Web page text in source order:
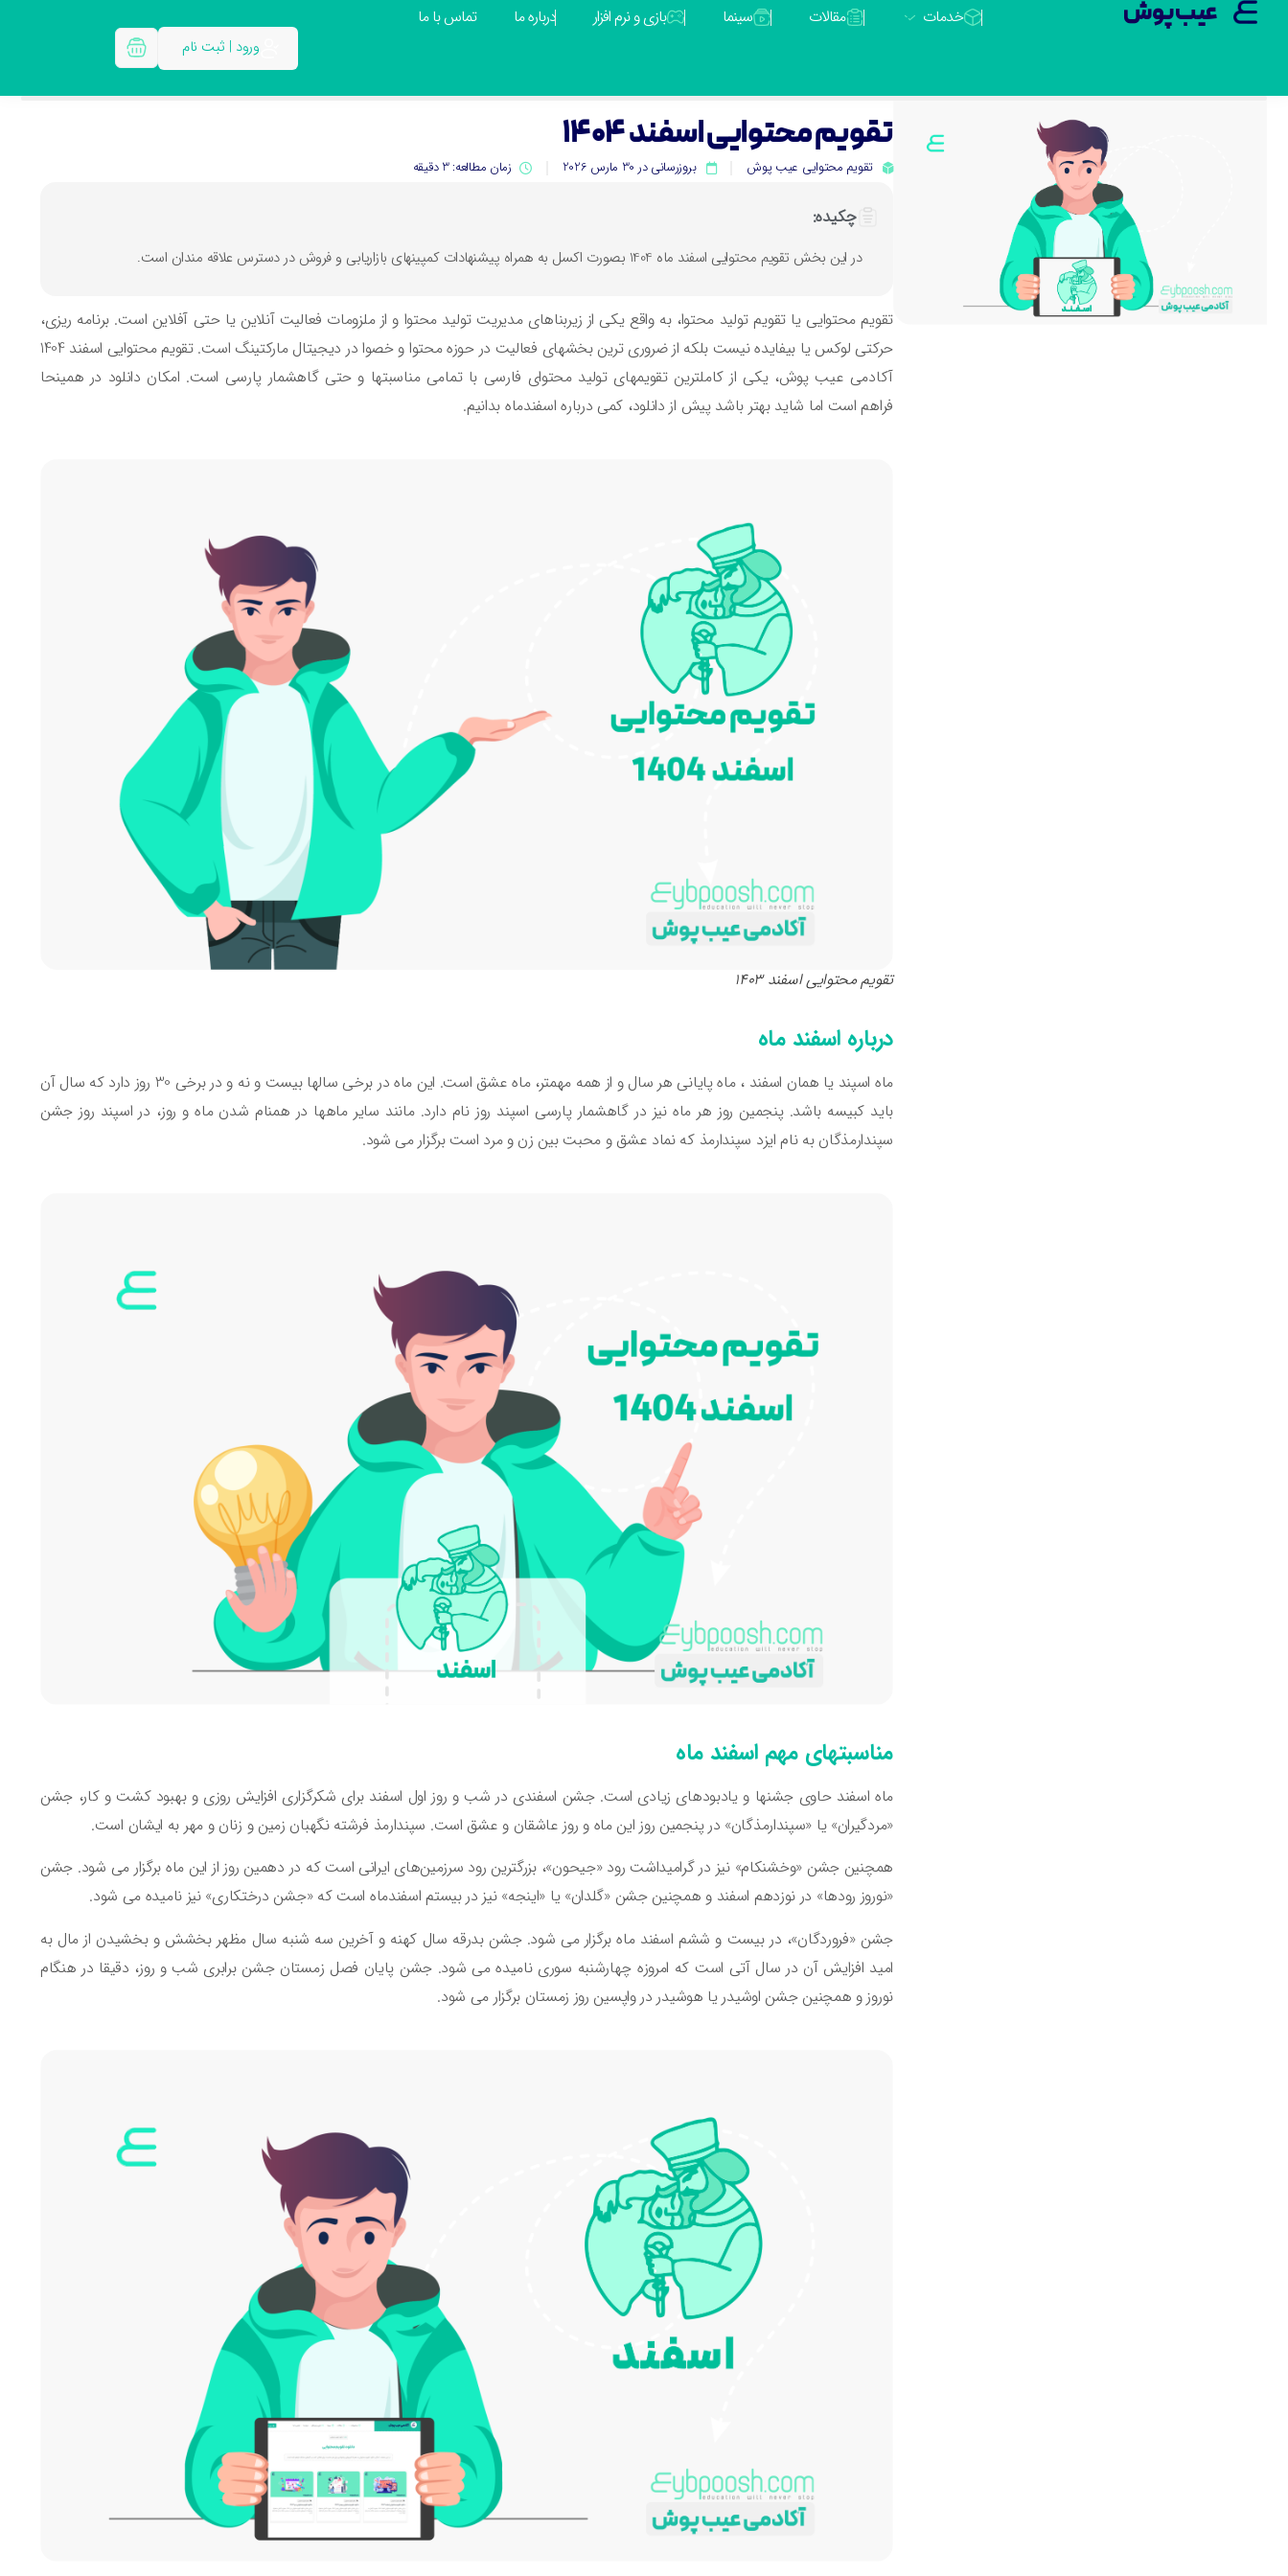
عیب پوش خدمات مقالات سینما بازی و نرم افزار درباره ما تماس با ما
ورود | ثبت نام
تقویم محتوایی اسفند 1404
تقویم محتوایی عیب پوش بروزرسانی در 30 مارس 2026 زمان مطالعه: 3 دقیقه
چکیده:
در این بخش تقویم محتوایی اسفند ماه 1404 بصورت اکسل به همراه پیشنهادات کمپینهای بازاریابی و فروش در دسترس علاقه مندان است.
تقویم محتوایی یا تقویم تولید محتوا، به واقع یکی از زیربناهای مدیریت تولید محتوا و از ملزومات فعالیت آنلاین یا حتی آفلاین است. برنامه ریزی،
حرکتی لوکس یا بیفایده نیست بلکه از ضروری ترین بخشهای فعالیت در حوزه محتوا و خصوا در دیجیتال مارکتینگ است. تقویم محتوایی اسفند 1404
آکادمی عیب پوش، یکی از کاملترین تقویمهای تولید محتوای فارسی با تمامی مناسبتها و حتی گاهشمار پارسی است. امکان دانلود در همینحا
فراهم است اما شاید بهتر باشد پیش از دانلود، کمی درباره اسفندماه بدانیم.
تقویم محتوایی اسفند 1403
درباره اسفند ماه
ماه اسپند یا همان اسفند ، ماه پایانی هر سال و از همه مهمتر، ماه عشق است. این ماه در برخی سالها بیست و نه و در برخی 30 روز دارد که سال آن
باید کبیسه باشد. پنجمین روز هر ماه نیز در گاهشمار پارسی اسپند روز نام دارد. مانند سایر ماهها در همنام شدن ماه و روز، در اسپند روز جشن
سپندارمذگان به نام ایزد سپندارمذ که نماد عشق و محبت بین زن و مرد است برگزار می شود.
مناسبتهای مهم اسفند ماه
ماه اسفند حاوی جشنها و یادبودهای زیادی است. جشن اسفندی در شب و روز اول اسفند برای شکرگزاری افزایش روزی و بهبود کشت و کار، جشن
«مردگیران» یا «سپندارمذگان» در پنجمین روز این ماه و روز عاشقان و عشق است. سپندارمذ فرشته نگهبان زمین و زنان و مهر به ایشان است.
همچنین جشن «وخشنکام» نیز در گرامیداشت رود «جیحون»، بزرگترین رود سرزمین‌های ایرانی است که در دهمین روز از این ماه برگزار می شود. جشن
«نوروز رودها» در نوزدهم اسفند و همچنین جشن «گلدان» یا «اینجه» نیز در بیستم اسفندماه است که «جشن درختکاری» نیز نامیده می شود.
جشن «فروردگان»، در بیست و ششم اسفند ماه برگزار می شود. جشن بدرقه سال کهنه و آخرین سه شنبه سال مظهر بخشش و بخشیدن از مال به
امید افزایش آن در سال آتی است که امروزه چهارشنبه سوری نامیده می شود. جشن پایان فصل زمستان جشن برابری شب و روز، دقیقا در هنگام
نوروز و همچنین جشن اوشیدر یا هوشیدر در واپسین روز زمستان برگزار می شود.